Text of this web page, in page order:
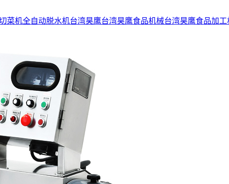
菜机全自动脱水机台湾昊鹰台湾昊鹰食品机械台湾昊鹰食品加工